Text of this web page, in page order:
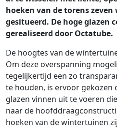
hoeken van de torens
gesitueerd. De hoge glazen
gerealiseerd door Octatube.
De hoogtes van de
Om deze overspanning
tegelijkertijd een zo
te houden, is ervoor gekozen
glazen vinnen uit te voeren
naar de
hoeken van de wintertuinen